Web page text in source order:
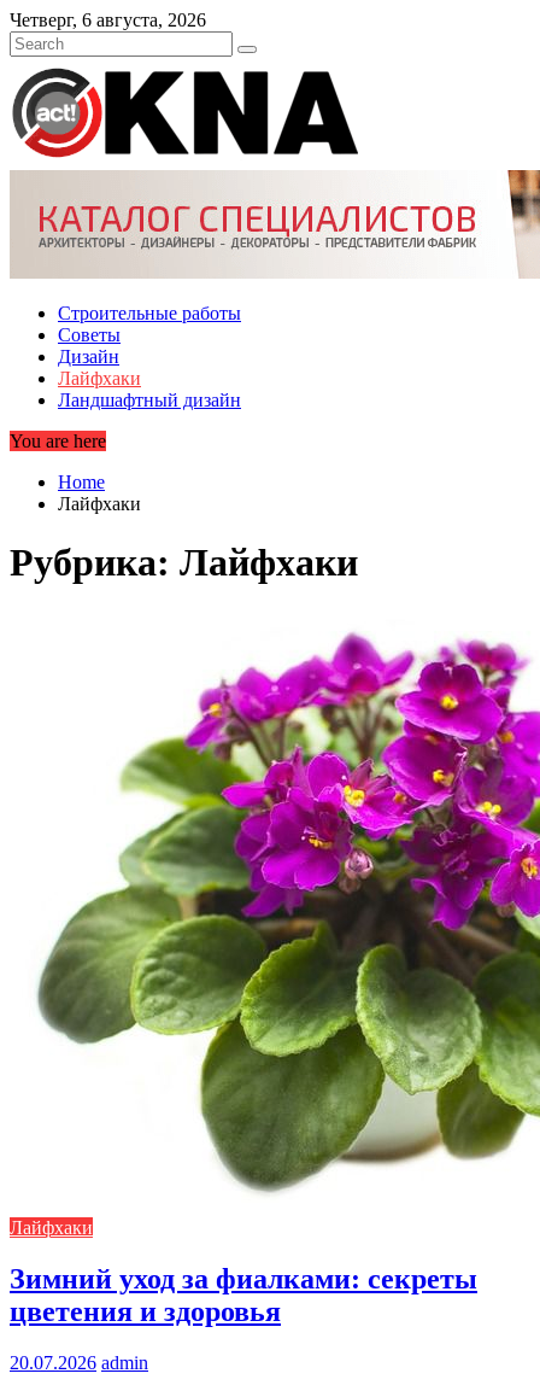
Skip
to
content
Четверг, 6 августа, 2026
Строительные работы
Советы
Дизайн
Лайфхаки
Ландшафтный дизайн
You are here
Home
Лайфхаки
Рубрика: Лайфхаки
Лайфхаки
Зимний уход за фиалками: секреты
цветения и здоровья
20.07.2026 admin